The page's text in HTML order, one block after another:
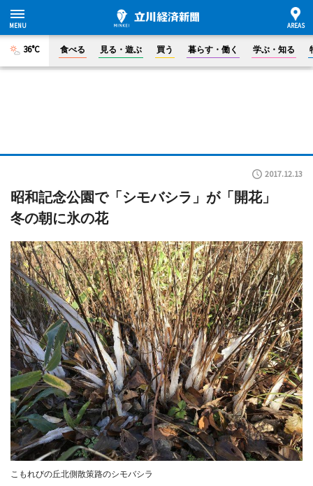
36°C 食べる 見る・遊ぶ 買う 暮らす・働く 学ぶ・知る
2017.12.13
昭和記念公園で「シモバシラ」が「開花」
冬の朝に氷の花
こもれびの丘北側散策路のシモバシラ